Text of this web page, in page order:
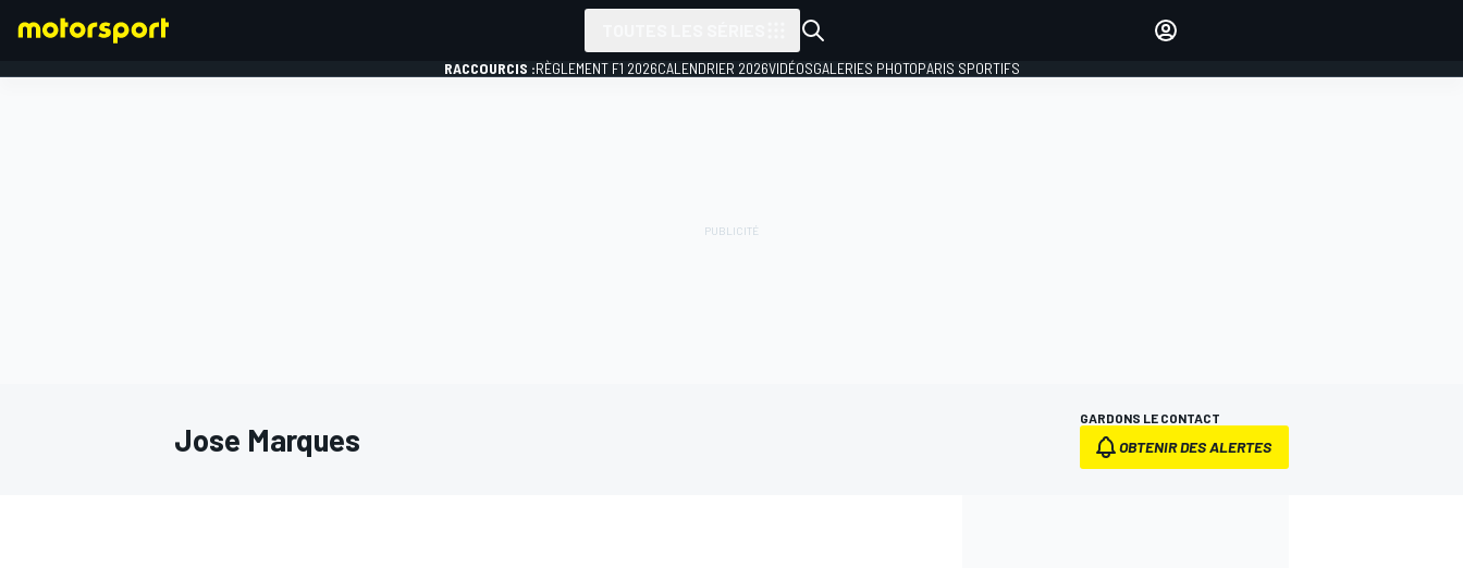
RACCOURCIS :RÈGLEMENT F1 2026CALENDRIER 2026VIDÉOSGALERIES PHOTOPARIS SPORTIFS
Jose Marques
GARDONS LE CONTACT
OBTENIR DES ALERTES